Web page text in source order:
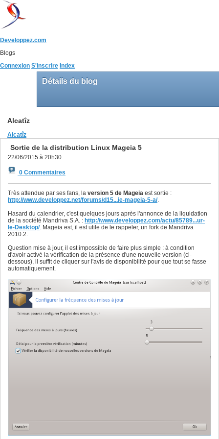
Developpez.com
Blogs
Connexion S'inscrire Index
Détails du blog
Alcatîz
Alcatîz
Sortie de la distribution Linux Mageia 5
22/06/2015 à 20h30
0 Commentaires
Très attendue par ses fans, la version 5 de Mageia est sortie :
http://www.developpez.net/forums/d15...ie-mageia-5-a/.
Hasard du calendrier, c'est quelques jours après l'annonce de la liquidation
de la société Mandriva S.A. : http://www.developpez.com/actu/85789...ur-
le-Desktop/. Mageia est, il est utile de le rappeler, un fork de Mandriva
2010.2.
Question mise à jour, il est impossible de faire plus simple : à condition
d'avoir activé la vérification de la présence d'une nouvelle version (ci-
dessous), il suffit de cliquer sur l'avis de disponibilité pour que tout se fasse
automatiquement.